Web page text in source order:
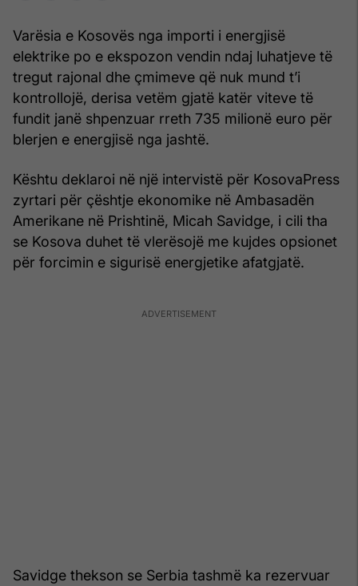
Varësia e Kosovës nga importi i energjisë
elektrike po e ekspozon vendin ndaj luhatjeve të
tregut rajonal dhe çmimeve që nuk mund t’i
kontrollojë, derisa vetëm gjatë katër viteve të
fundit janë shpenzuar rreth 735 milionë euro për
blerjen e energjisë nga jashtë.
Kështu deklaroi në një intervistë për KosovaPress
zyrtari për çështje ekonomike në Ambasadën
Amerikane në Prishtinë, Micah Savidge, i cili tha
se Kosova duhet të vlerësojë me kujdes opsionet
për forcimin e sigurisë energjetike afatgjatë.
Savidge thekson se Serbia tashmë ka rezervuar